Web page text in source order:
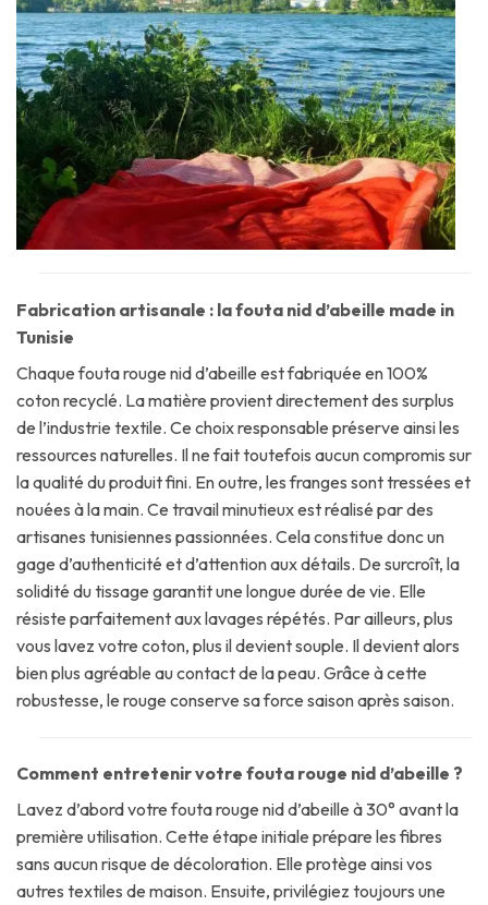
Fabrication artisanale : la fouta nid d’abeille made in
Tunisie
Chaque fouta rouge nid d’abeille est fabriquée en 100%
coton recyclé. La matière provient directement des surplus
de l’industrie textile. Ce choix responsable préserve ainsi les
ressources naturelles. Il ne fait toutefois aucun compromis sur
la qualité du produit fini. En outre, les franges sont tressées et
nouées à la main. Ce travail minutieux est réalisé par des
artisanes tunisiennes passionnées. Cela constitue donc un
gage d’authenticité et d’attention aux détails. De surcroît, la
solidité du tissage garantit une longue durée de vie. Elle
résiste parfaitement aux lavages répétés. Par ailleurs, plus
vous lavez votre coton, plus il devient souple. Il devient alors
bien plus agréable au contact de la peau. Grâce à cette
robustesse, le rouge conserve sa force saison après saison.
Comment entretenir votre fouta rouge nid d’abeille ?
Lavez d’abord votre fouta rouge nid d’abeille à 30° avant la
première utilisation. Cette étape initiale prépare les fibres
sans aucun risque de décoloration. Elle protège ainsi vos
autres textiles de maison. Ensuite, privilégiez toujours une